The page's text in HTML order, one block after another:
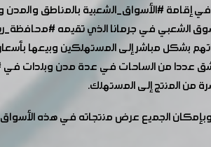
في إقامة#الأسواق_الشعبيةبالمناطق
الشعبي في جرمانا الذي تقيمه
بشكل مباشر إلى المستهلكين وبيعها
عددا من الساحات في عدة مدن وبلدات في
من المنتج إلى المستهلك.
الجميع عرض منتجاته في هذه